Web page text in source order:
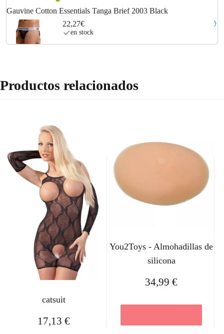
Gauvine Cotton Essentials Tanga Brief 2003 Black
22,27€
en stock
Productos relacionados
catsuit
17,13€
You2Toys - Almohadillas de
silicona
34,99€